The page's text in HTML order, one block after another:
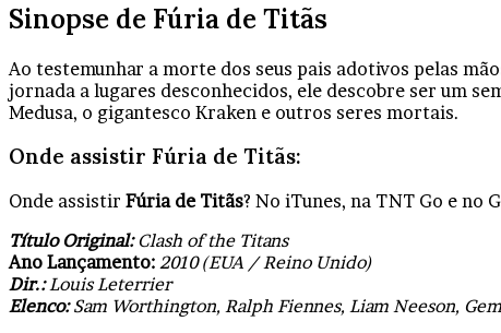
Sinopse de Fúria de Titãs
Ao testemunhar a morte dos seus pais adotivos pelas
jornada a lugares desconhecidos, ele descobre ser um
Medusa, o gigantesco Kraken e outros seres mortais.
Onde assistir Fúria de Titãs:
Onde assistir Fúria de Titãs? No iTunes, na TNT Go e no
Título Original:Clash of the Titans
Ano Lançamento: 2010 (EUA / Reino Unido)
Dir.:Louis Leterrier
Elenco:Sam Worthington, Ralph Fiennes, Liam Neeson,